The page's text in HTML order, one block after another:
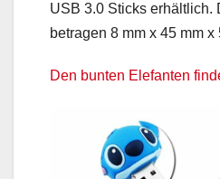
USB 3.0 Sticks erhältlich.
betragen 8 mm x 45 mm x
Den bunten Elefanten